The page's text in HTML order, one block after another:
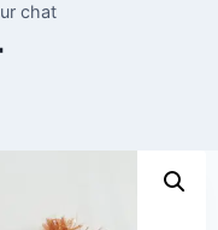
chat